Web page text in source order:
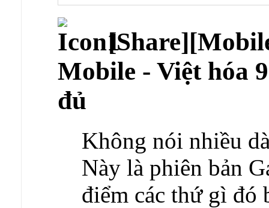
Mobile - Việt hóa
đủ
Không nói nhiều
Này là phiên bản
điểm các thứ gì đó